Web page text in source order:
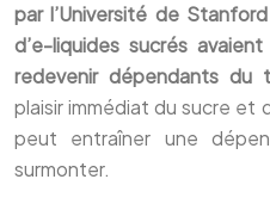
par l’Université de
d’e-liquides sucrés
redevenir dépendants du
plaisir immédiat du sucre et
peut entraîner une
surmonter.